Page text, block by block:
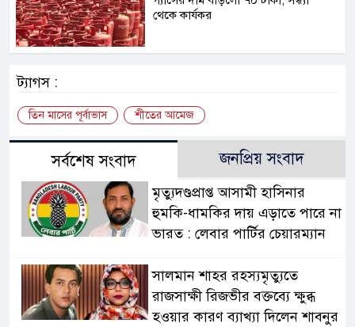
থেকে কার্যকর
ট্যাগস :
তিন মাসের পূর্বাভাস শীতের আমেজ
সর্বশেষ সংবাদ জনপ্রিয় সংবাদ
মৃত্যুদণ্ডপ্রাপ্ত আসামী হাসিনার
হুমকি-ধামকির দায় এড়াতে পারে না
ভারত : লেবার পার্টির চেয়ারম্যান
সালমান শাহর রহস্যমৃত্যুতে
রাজসাক্ষী রিজভীর বক্তব্যে ক্ষুব্ধ
হওয়ার কারণ ব্যাখ্যা দিলেন শাবনুর